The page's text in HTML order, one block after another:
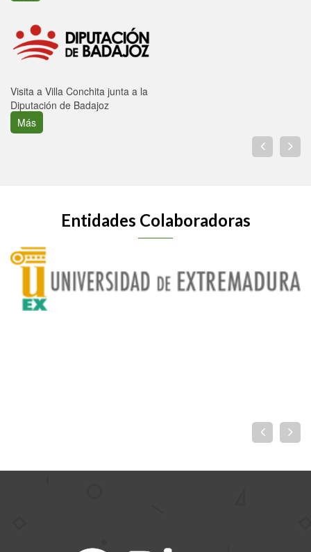
Visita a Villa Conchita junta a la
Diputación de Badajoz
Más
Entidades Colaboradoras